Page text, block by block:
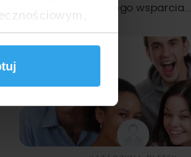
lub
oficjalnego wsparcia…